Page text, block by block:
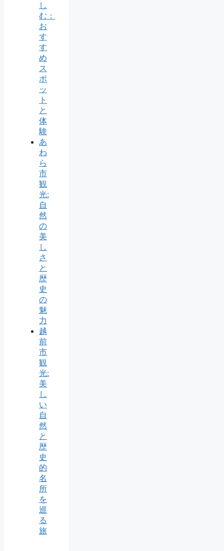
し
む：
お
す
す
め
ス
ポ
ッ
ト
と
体
験
あ
わ
ら
市
観
光:
自
然
の
美
し
さ
と
歴
史
の
魅
力
越
前
市
観
光:
美
し
い
自
然
と
歴
史
的
名
所
を
巡
る
旅